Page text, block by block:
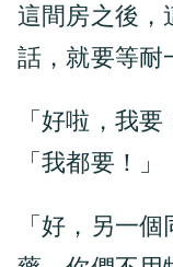
這間房之後，
話，就要等耐
「好啦，我要
「我都要！」
「好，另一